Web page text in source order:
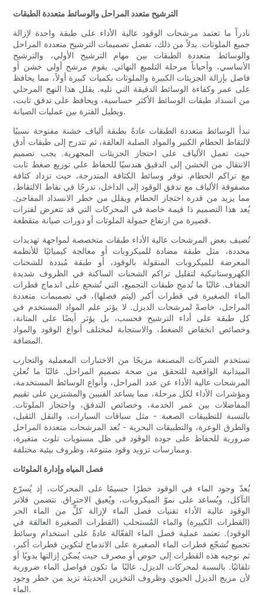
الترشيح متعدد المراحل والوسائط متعددة الطبقات
نادراً ما تعتمد مرشحات الوقود عالية الأداء على طبقة واحدة لإزالة
جميع الملوثات. بدلاً من ذلك، تفصل تصميمات الترشيح متعددة المراحل
والوسائط متعددة الطبقات بين مهام الترشيح الأولي، والترشيح
الأساسي، وأحياناً مرحلة التلميع النهائي. يقوم مرشح أولي خشن أو
فاصل بإزالة الجزيئات الكبيرة والملوثات بكميات كبيرة أولاً، مما يحافظ
على عمر وكفاءة الوسائط الدقيقة التي تليه. يقلل هذا النهج المرحلي
من انسداد طبقات الوسائط الأكثر حساسية، ويحافظ على تدفق ثابت،
ويطيل الفترة بين عمليات الصيانة.
تبدأ الوسائط متعددة الطبقات عادةً بطبقة ألياف خشنة مفتوحة نسبيًا
لالتقاط الحطام الكبير والمواد الصلبة العالقة، ثم تتدرج إلى طبقات أدق
حيث تعمل الألياف على احتجاز الجزيئات المجهرية. يجب تصميم
الانتقال من الخشن إلى الدقيق هندسيًا للحفاظ على توزيع ضغط ثابت
مع تراكم الحطام. توفر وسائط الكثافة المتدرجة، حيث تزداد كثافة
مصفوفة الألياف مع تدفق الوقود إلى الداخل، تدرجًا في نقاط الالتقاط،
مما يزيد من قدرة احتجاز الحطام ويقلل من خطر الانسداد المفاجئ.
يُعد هذا التصميم ذا قيمة خاصة في المحركات التي قد تتعرض لفترات
قصيرة من ارتفاع حمولة الملوثات أو دورات صيانة متقطعة.
تُضيف بعض المرشحات عالية الأداء طبقات متخصصة لمواجهة تهديدات
محددة، مثل طبقة مضادة للميكروبات أو معالجة كيميائيًا للأنظمة
المعرضة للميكروبات المنقولة بالوقود، أو طبقة مُبددة للشحنات
الكهروستاتيكية لتقليل تراكم الشحنات الساكنة في الظروف شديدة
الجفاف. غالبًا ما تُدمج طبقات التجميع، التي تُشجع على اندماج قطرات
الماء الصغيرة في قطرات أكبر (ليتم فصلها)، في تصميمات متعددة
المراحل، خاصةً لمرشحات الديزل. لا يؤثر علم المواد المستخدم في
كل طبقة على أداء الترشيح فحسب، بل يؤثر أيضًا على المتانة،
وخصائص انخفاض الضغط، والاستجابة لمختلف أنواع الوقود والمواد
المضافة.
تستخدم الشركات المصنعة مزيجًا من الاختبارات المعملية والتجارب
الميدانية الواقعية للتحقق من صحة تصميم المراحل. غالبًا ما تُعلن
المرشحات عالية الأداء عن عدد المراحل، وأنواع الوسائط المستخدمة،
ومؤشرات الأداء لكل مرحلة، مما يساعد الفنيين والمشترين على تقييم
المفاضلات بين عمر الخدمة، وخصائص التدفق، واحتجاز الملوثات.
بالنسبة للتطبيقات الصعبة - مثل سباقات السيارات، والنقل الثقيل،
والطرق الوعرة، والتطبيقات البحرية - تُعد المرشحات متعددة المراحل
ضرورية للحفاظ على جودة الوقود في ظل مستويات تلوث متغيرة،
وممارسات تزويد وقود متنوعة، وظروف بيئية مختلفة.
فصل المياه وإدارة الملوثات
يُعدّ وجود الماء في الوقود خطرًا جسيمًا على المحركات، إذ يُسرّع
التآكل، ويُساعد على نموّ الميكروبات، ويُعيق الاحتراق. تتضمن فلاتر
الوقود عالية الأداء تقنيات فصل الماء لإزالة كلٍّ من الماء الحر
(القطرات الكبيرة) والماء المُستحلب (القطرات الصغيرة العالقة في
الوقود). تعتمد عملية فصل الماء الفعّالة عادةً على استخدام وسائط
تجميع تُشجّع قطرات الماء الصغيرة على الاندماج لتكوين قطرات أكبر،
ثم توجيه هذه القطرات إلى حوض أو مصرف حيث يُمكن إزالتها يدويًا أو
تلقائيًا. بالنسبة لمحركات الديزل، غالبًا ما تكون فواصل الماء ضرورية
لأن مزيج الديزل الحيوي وظروف التخزين الحديثة تزيد من خطر وجود
الماء.